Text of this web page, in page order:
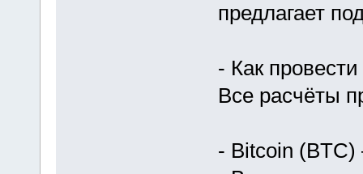
предлагает
- Как
Все расчёты
- Bitcoin